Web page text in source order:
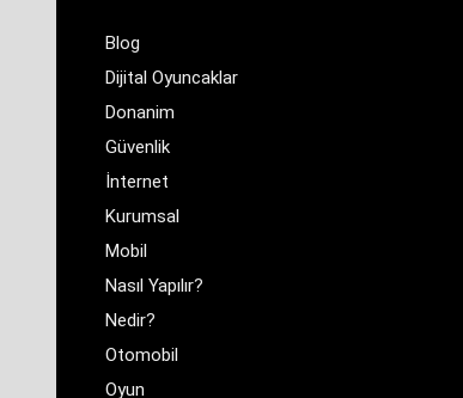
Blog
Dijital Oyuncaklar
Donanim
Güvenlik
İnternet
Kurumsal
Mobil
Nasıl Yapılır?
Nedir?
Otomobil
Oyun